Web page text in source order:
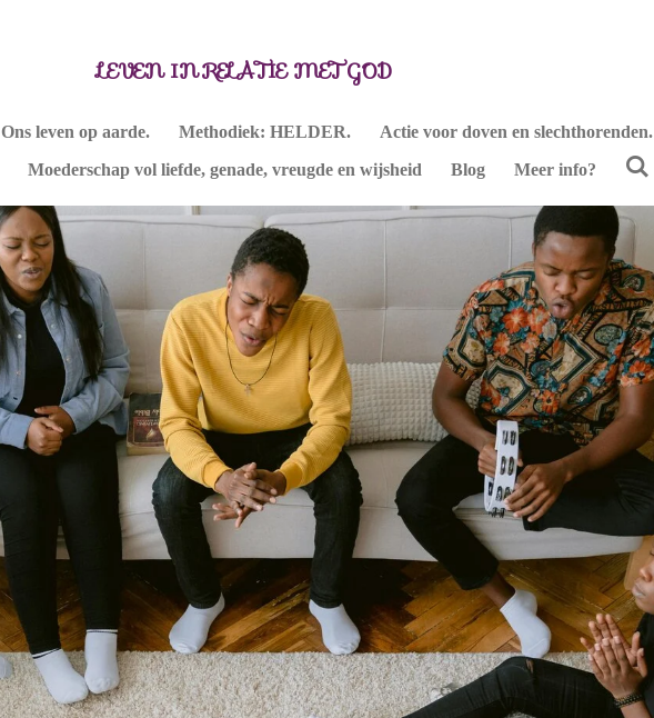
LEVEN IN RELATIE MET GOD
Ons leven op aarde. Methodiek: HELDER. Actie voor doven en slechthorenden.
Moederschap vol liefde, genade, vreugde en wijsheid Blog Meer info?